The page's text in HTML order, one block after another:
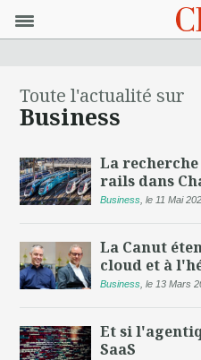
Toute l'actualité sur
Business
La
rails dans
Business ,le 11 Mai
La Canut
cloud et à
Business ,le 13 Mars
Et si
SaaS